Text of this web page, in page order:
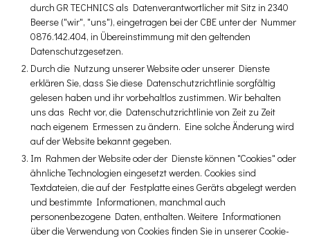
durch GR TECHNICS als Datenverantwortlicher mit Sitz in 2340
Beerse ("wir", "uns"), eingetragen bei der CBE unter der Nummer
0876.142.404, in Übereinstimmung mit den geltenden
Datenschutzgesetzen.
Durch die Nutzung unserer Website oder unserer Dienste
erklären Sie, dass Sie diese Datenschutzrichtlinie sorgfältig
gelesen haben und ihr vorbehaltlos zustimmen. Wir behalten
uns das Recht vor, die Datenschutzrichtlinie von Zeit zu Zeit
nach eigenem Ermessen zu ändern. Eine solche Änderung wird
auf der Website bekannt gegeben.
Im Rahmen der Website oder der Dienste können "Cookies" oder
ähnliche Technologien eingesetzt werden. Cookies sind
Textdateien, die auf der Festplatte eines Geräts abgelegt werden
und bestimmte Informationen, manchmal auch
personenbezogene Daten, enthalten. Weitere Informationen
über die Verwendung von Cookies finden Sie in unserer Cookie-